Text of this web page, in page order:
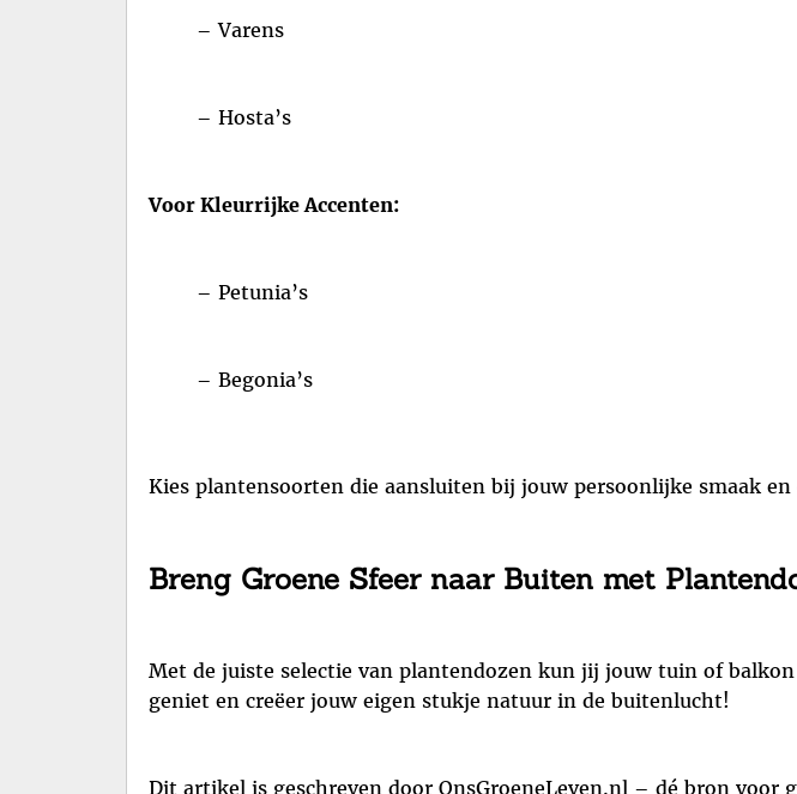
– Varens
– Hosta’s
Voor Kleurrijke Accenten:
– Petunia’s
– Begonia’s
Kies plantensoorten die aansluiten bij jouw persoonlijke smaak
Breng Groene Sfeer naar Buiten met
Met de juiste selectie van plantendozen kun jij jouw tuin of
geniet en creëer jouw eigen stukje natuur in de buitenlucht!
Dit artikel is geschreven door OnsGroeneLeven.nl – dé bron voor